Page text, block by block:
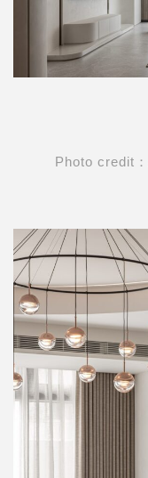
Photo credit：